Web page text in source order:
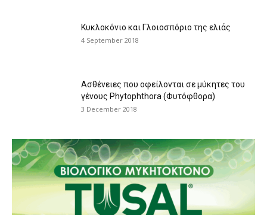
Κυκλοκόνιο και Γλοιοσπόριο της ελιάς
4 September 2018
Ασθένειες που οφείλονται σε μύκητες του
γένους Phytophthora (Φυτόφθορα)
3 December 2018